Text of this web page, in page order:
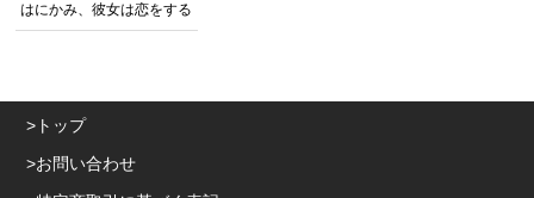
はにかみ、彼女は恋をする
トップ
お問い合わせ